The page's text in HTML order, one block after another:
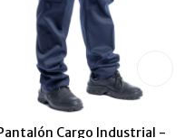
Cargo Industrial -